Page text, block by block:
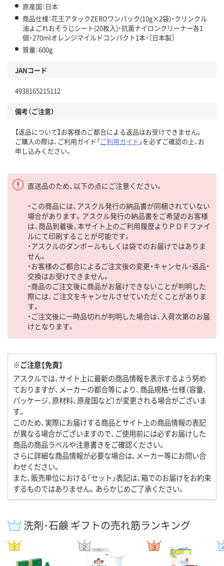
原産国：日本
商品仕様：花王アタックZEROワンパック(10g×2袋)・クリンクル
油よごれおそうじシート(20枚入)・抗菌ナイロンクリーナー各1
個・270mlオレンジマイルドコンパクト1本・［日本製］
質量：600g
JANコード
4938165215112
備考（ご注意）
【返品について】お客様のご都合による返品はお受けできません。
ご購入の際は、ご利用ガイド「ご利用ガイド 」を必ずご確認の上、お
申し込みください。
直送品のため、以下の点にご注意ください。
・この商品には、アスクル発行の納品書が同梱されていない
場合があります。アスクル発行の納品書をご希望のお客様
は、商品到着後、本サイト上のご利用履歴よりＰＤＦファイ
ルにて印刷することが可能です。
・アスクルのダンボールもしくは袋でのお届けではありま
せん。
・お客様のご都合によるご注文後の変更・キャンセル・返品・
交換はお受けできません。
・商品のご注文後に商品がお届けできないことが判明した
際には、ご注文をキャンセルさせていただくことがありま
す。
・ご注文後に一時品切れが判明した場合は、入荷次第のお届
けとなります。
※ご注意【免責】
アスクルでは、サイト上に最新の商品情報を表示するよう努め
ておりますが、メーカーの都合等により、商品規格・仕様（容量、
パッケージ、原材料、原産国など）が変更される場合がございま
す。
このため、実際にお届けする商品とサイト上の商品情報の表記
が異なる場合がございますので、ご使用前には必ずお届けした
商品の商品ラベルや注意書きをご確認ください。
さらに詳細な商品情報が必要な場合は、メーカー等にお問い合
わせください。
また、販売単位における「セット」表記は、箱でのお届けをお約束
するものではありません。あらかじめご了承ください。
洗剤･石鹸 ギフトの売れ筋ランキング